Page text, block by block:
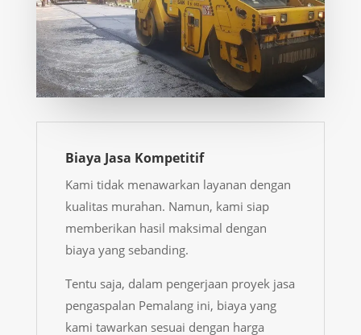
Biaya Jasa Kompetitif
Kami tidak menawarkan layanan dengan
kualitas murahan. Namun, kami siap
memberikan hasil maksimal dengan
biaya yang sebanding.
Tentu saja, dalam pengerjaan proyek jasa
pengaspalan Pemalangini, biaya yang
kami tawarkan sesuai dengan harga